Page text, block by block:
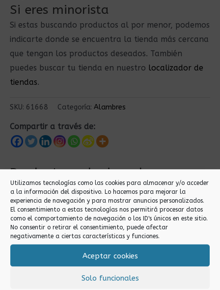
Utilizamos tecnologías como las cookies para almacenar y/o acceder
a la información del dispositivo. Lo hacemos para mejorar la
experiencia de navegación y para mostrar anuncios personalizados.
El consentimiento a estas tecnologías nos permitirá procesar datos
como el comportamiento de navegación o los ID's únicos en este sitio.
No consentir o retirar el consentimiento, puede afectar
negativamente a ciertas características y funciones.
Aceptar cookies
Solo funcionales
Si eres minorista
Si estas buscando productos al por menor, podemos
indicarte donde se encuentra la tienda más cercana
que tengan los productos deseados. También
puedes buscar tu tienda en nuestro localizador de
tiendas.
SKU: 61668 Categoría: Alambres
Compartir a través de:
Productos relacionados
Alambres